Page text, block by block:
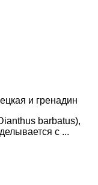
и гренадин
barbatus),
с ...